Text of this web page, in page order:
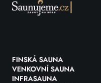
FINSKÁ SAUNA
VENKOVNÍ SAUNA
INFRASAUNA